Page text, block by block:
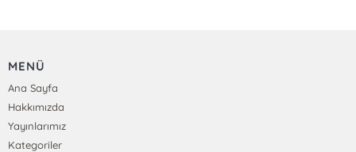
MENÜ
Ana Sayfa
Hakkımızda
Yayınlarımız
Kategoriler